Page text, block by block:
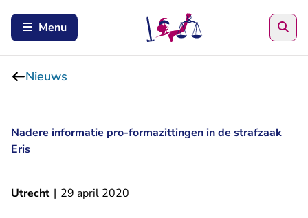
Menu
Nieuws
Nadere informatie pro-formazittingen in de strafzaak
Eris
Utrecht | 29 april 2020